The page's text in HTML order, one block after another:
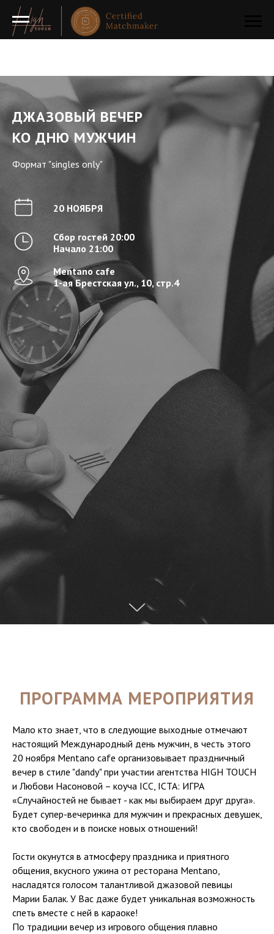
ДЖАЗОВЫЙ ВЕЧЕР
КО ДНЮ МУЖЧИН
Формат "singles only"
20 НОЯБРЯ
Сбор гостей 20:00
Начало 21:00
Mentano cafe
1-ая Брестская ул., 10, стр.4
ПРОГРАММА МЕРОПРИЯТИЯ
Мало кто знает, что в следующие выходные отмечают
настоящий Международный день мужчин, в честь этого
20 ноября Mentano cafe организовывает праздничный
вечер в стиле "dandy" при участии агентства⁩ HIGH TOUCH
и Любови Насоновой – коуча ICC, ICTA: ИГРА
«Случайностей не бывает - как мы выбираем друг друга».
Будет супер-вечеринка для мужчин и прекрасных девушек,
кто свободен и в поиске новых отношений!
Гости окунутся в атмосферу праздника и приятного
общения, вкусного ужина от ресторана Mentano,
насладятся голосом талантливой джазовой певицы
Марии Балак. У Вас даже будет уникальная возможность
спеть вместе с ней в караоке!
По традиции вечер из игрового общения плавно